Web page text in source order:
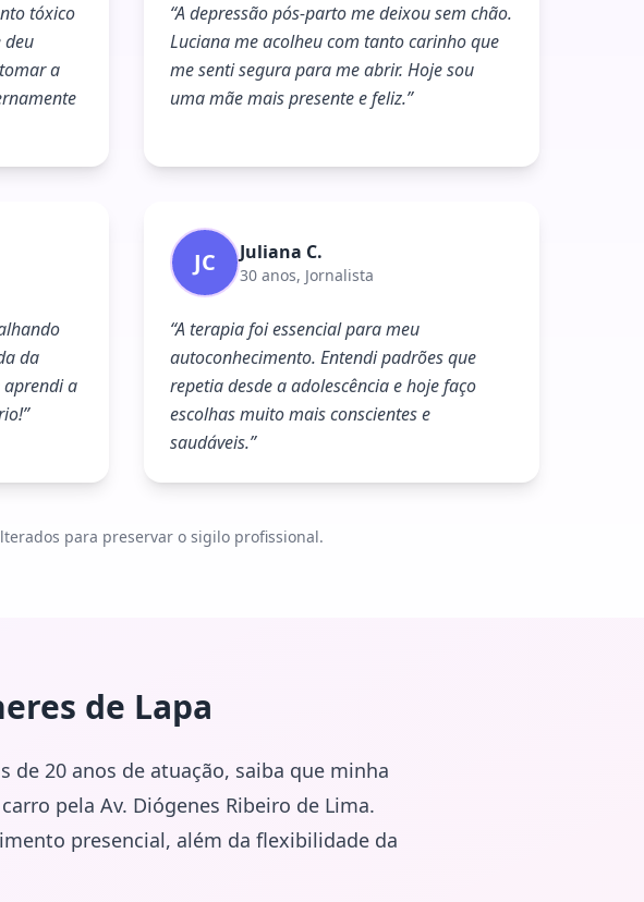
tóxico
deu
a
“A depressão pós-parto me deixou sem chão.
Luciana me acolheu com tanto carinho que
me senti segura para me abrir. Hoje sou
uma mãe mais presente e feliz.”
da
a
”
JC Juliana C.
30 anos, Jornalista
“A terapia foi essencial para meu
autoconhecimento. Entendi padrões que
repetia desde a adolescência e hoje faço
escolhas muito mais conscientes e
saudáveis.”
para preservar o sigilo profissional.
de Lapa
de 20 anos de atuação, saiba que minha
pela Av. Diógenes Ribeiro de Lima.
presencial, além da flexibilidade da